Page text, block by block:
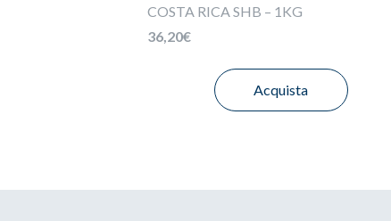
COSTA RICA SHB – 1KG
36,20€
Acquista